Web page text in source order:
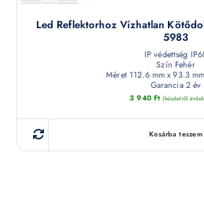
Led Reflektorhoz Vízhatlan
5983
IP védettség
Szín Fehér
Méret 112.6 mm x 93.3
Garancia 2 év
3 940 Ft (készletről
Kosárba teszem